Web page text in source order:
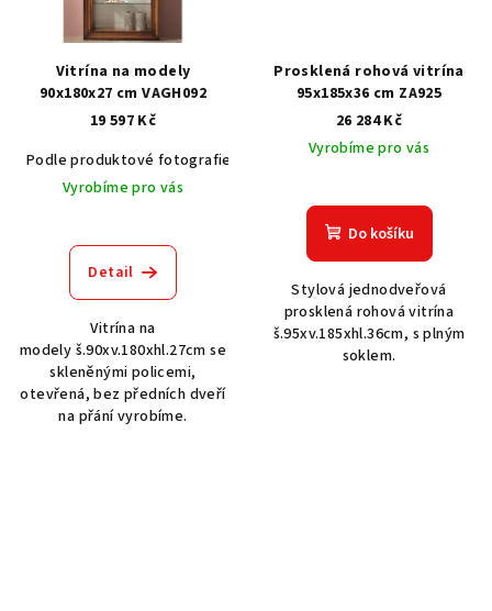
Vitrína na modely
90x180x27 cm VAGH092
19 597 Kč
Podle produktové fotografie
Akát vintage BT1551
Dub světlý
Vyrobíme pro vás
Detail
Vitrína na
modely š.90xv.180xhl.27cm se
skleněnými policemi,
otevřená, bez předních dveří
na přání vyrobíme.
Prosklená rohová vitrína
95x185x36 cm ZA925
26 284 Kč
Vyrobíme pro vás
Do košíku
Stylová jednodveřová
prosklená rohová vitrína
š.95xv.185xhl.36cm, s plným
soklem.